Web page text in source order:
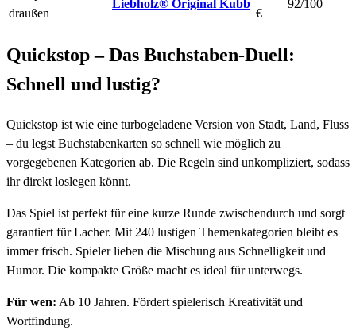
draußen
Liebholz® Original Kubb
€
92/100
Quickstop – Das Buchstaben-Duell:
Schnell und lustig?
Quickstop ist wie eine turbogeladene Version von Stadt, Land, Fluss
– du legst Buchstabenkarten so schnell wie möglich zu
vorgegebenen Kategorien ab. Die Regeln sind unkompliziert, sodass
ihr direkt loslegen könnt.
Das Spiel ist perfekt für eine kurze Runde zwischendurch und sorgt
garantiert für Lacher. Mit 240 lustigen Themenkategorien bleibt es
immer frisch. Spieler lieben die Mischung aus Schnelligkeit und
Humor. Die kompakte Größe macht es ideal für unterwegs.
Für wen: Ab 10 Jahren. Fördert spielerisch Kreativität und
Wortfindung.